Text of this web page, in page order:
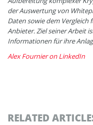
der Auswertung von
Daten sowie dem
Anbieter. Ziel seiner Arbeit
Informationen für ihre
Alex Fournier on LinkedIn
RELATED